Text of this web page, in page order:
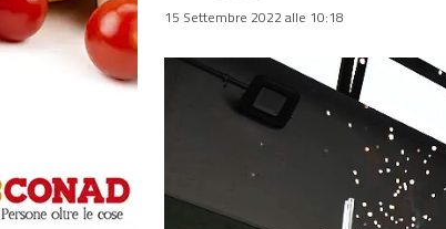
15 Settembre 2022 alle 10:18